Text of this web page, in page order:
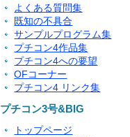
よくある質問集
既知の不具合
サンプルプログラム集
プチコン4作品集
プチコン4への要望
OFコーナー
プチコン4 リンク集
プチコン3号&BIG
トップページ